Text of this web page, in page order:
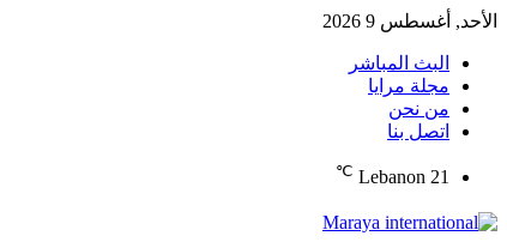
الأحد, أغسطس 9 2026
البث المباشر
مجلة مرايا
من نحن
اتصل بنا
Lebanon 21
℃